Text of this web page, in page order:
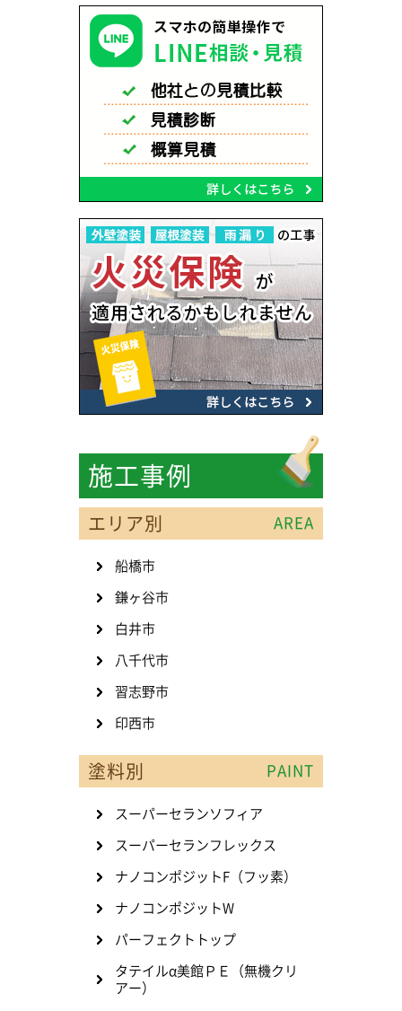
施工事例
エリア別 AREA
船橋市
鎌ヶ谷市
白井市
八千代市
習志野市
印西市
塗料別 PAINT
スーパーセランソフィア
スーパーセランフレックス
ナノコンポジットF（フッ素）
ナノコンポジットW
パーフェクトトップ
タテイルα美館ＰＥ（無機クリ
アー）